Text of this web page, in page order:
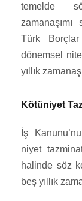
temelde
Türk
dönemsel
yıllık
Kötüniyet
İş
niyet
halinde söz
beş yıllık